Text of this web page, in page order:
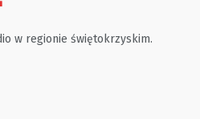
w regionie świętokrzyskim.